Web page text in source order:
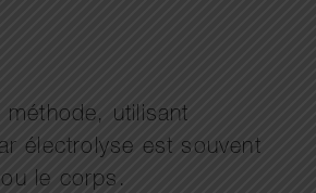
utilisant
électrolyse est souvent
le corps.